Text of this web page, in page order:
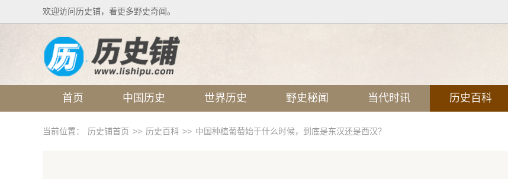
欢迎访问历史铺，看更多野史奇闻。
首页 中国历史 世界历史 野史秘闻 当代时讯 历史百科
当前位置： 历史铺首页 >> 历史百科 >> 中国种植葡萄始于什么时候，到底是东汉还是西汉？